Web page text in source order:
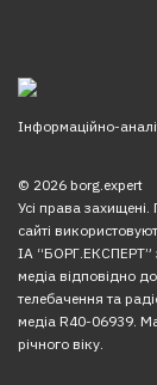
Інформаційно-
© 2026 borg.expert
Усі права
сайті
ІА “БОРГ.ЕКСПЕРТ”
медіа відповідно
телебачення та
медіа R40-06939.
річного віку.